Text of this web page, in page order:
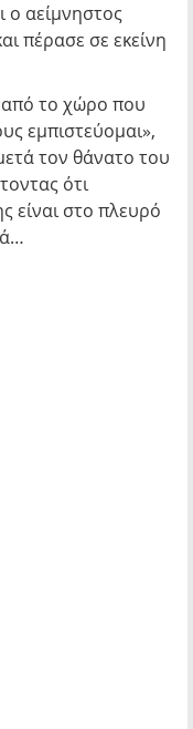
ο αείμνηστος
πέρασε σε εκείνη
το χώρο που
εμπιστεύομαι»,
τον θάνατο του
ότι
είναι στο πλευρό